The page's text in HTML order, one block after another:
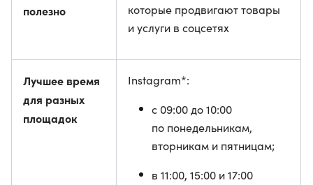
полезно
которые продвигают товары
и услуги в соцсетях
Лучшее время
для разных
площадок
Instagram*:
с 09:00 до 10:00
по понедельникам,
вторникам и пятницам;
в 11:00, 15:00 и 17:00